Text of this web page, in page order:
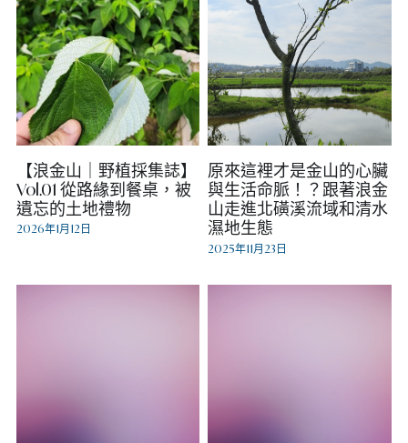
【浪金山｜野植採集誌】
Vol.01 從路緣到餐桌，被
遺忘的土地禮物
2026年1月12日
原來這裡才是金山的心臟
與生活命脈！？跟著浪金
山走進北磺溪流域和清水
濕地生態
2025年11月23日